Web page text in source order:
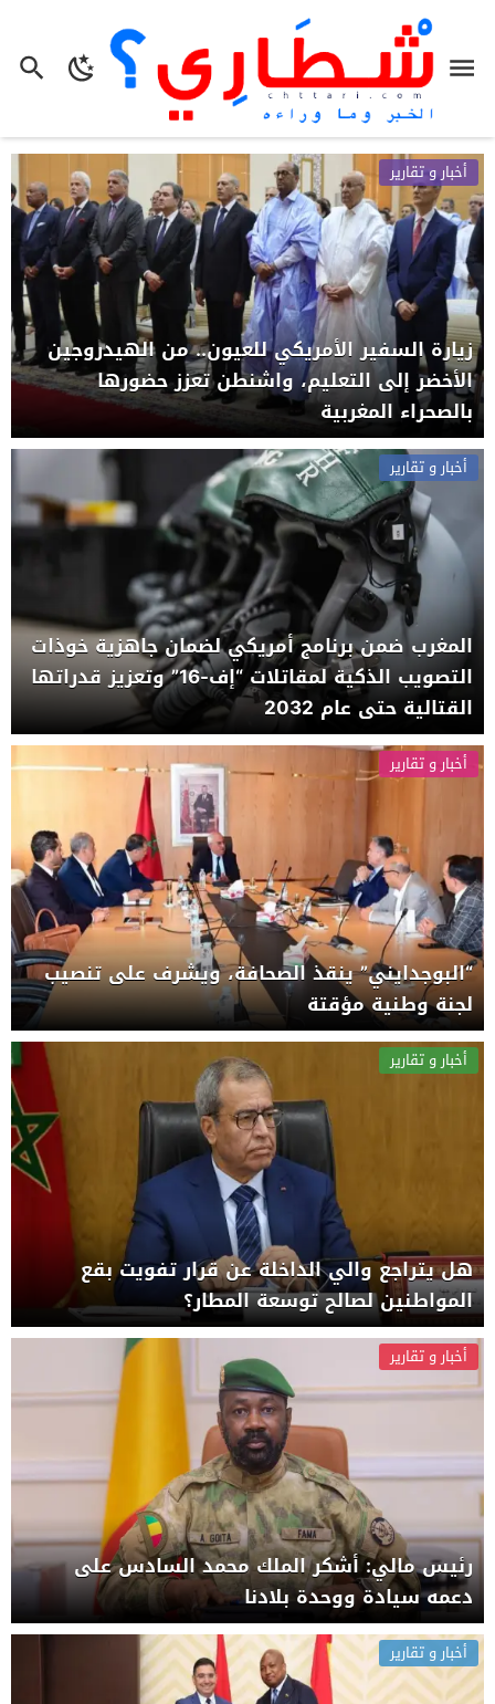
أخبار و تقارير
زيارة السفير الأمريكي للعيون.. من الهيدروجين
الأخضر إلى التعليم، واشنطن تعزز حضورها
بالصحراء المغربية
أخبار و تقارير
المغرب ضمن برنامج أمريكي لضمان جاهزية خوذات
التصويب الذكية لمقاتلات “إف-16” وتعزيز قدراتها
القتالية حتى عام 2032
أخبار و تقارير
“البوجدايني” ينقذ الصحافة، ويشرف على تنصيب
لجنة وطنية مؤقتة
أخبار و تقارير
هل يتراجع والي الداخلة عن قرار تفويت بقع
المواطنين لصالح توسعة المطار؟
أخبار و تقارير
رئيس مالي: أشكر الملك محمد السادس على
دعمه سيادة ووحدة بلادنا
أخبار و تقارير